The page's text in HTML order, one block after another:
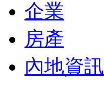
企業
房產
內地資訊